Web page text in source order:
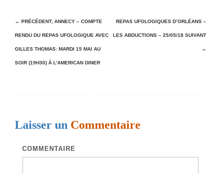
N
a
v
← PRÉCÉDENT; ANNECY – COMPTE
RENDU DU REPAS UFOLOGIQUE AVEC
GILLES THOMAS: MARDI 15 MAI AU
SOIR (19H30) À L’AMERICAN DINER
REPAS UFOLOGIQUES D’ORLÉANS –
LES ABDUCTIONS – 25/05/18 SUIVANT
→
Laisser un Commentaire
COMMENTAIRE